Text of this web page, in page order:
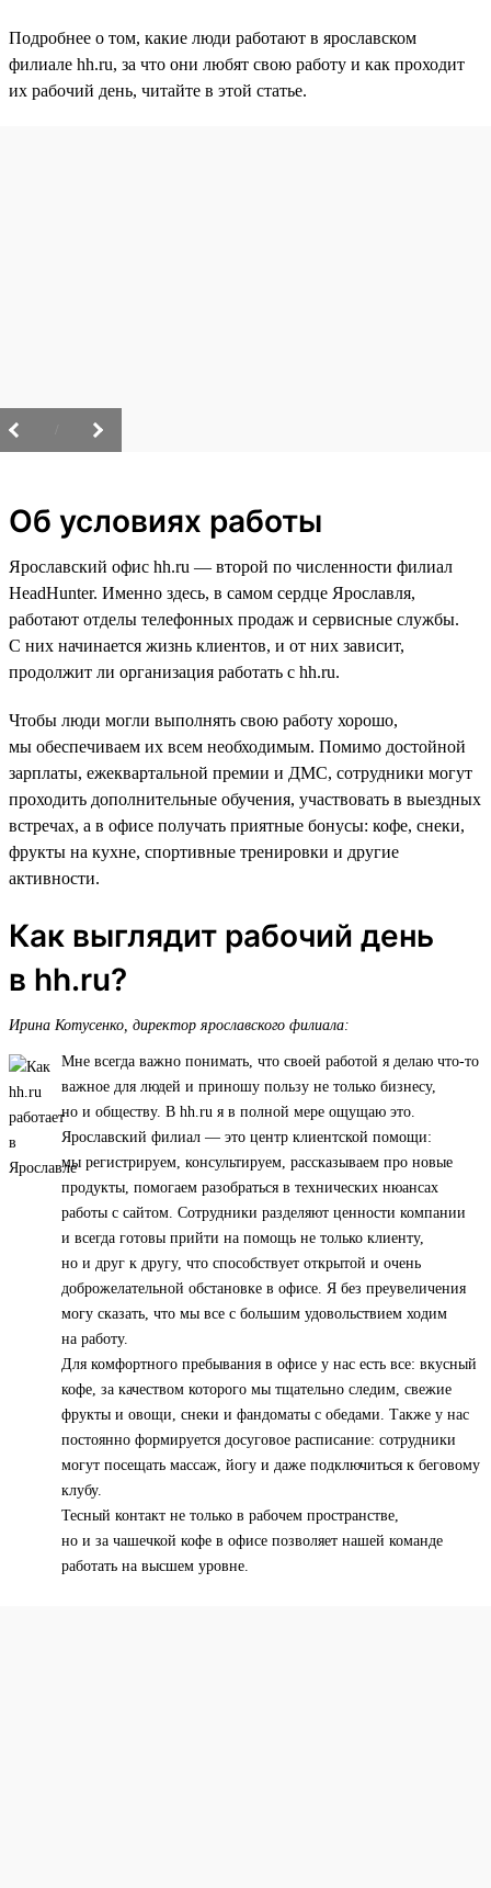
Подробнее о том, какие люди работают в ярославском
филиале hh.ru, за что они любят свою работу и как проходит
их рабочий день, читайте в этой статье.
Об условиях работы
Ярославский офис hh.ru — второй по численности филиал
HeadHunter. Именно здесь, в самом сердце Ярославля,
работают отделы телефонных продаж и сервисные службы.
С них начинается жизнь клиентов, и от них зависит,
продолжит ли организация работать с hh.ru.
Чтобы люди могли выполнять свою работу хорошо,
мы обеспечиваем их всем необходимым. Помимо достойной
зарплаты, ежеквартальной премии и ДМС, сотрудники могут
проходить дополнительные обучения, участвовать в выездных
встречах, а в офисе получать приятные бонусы: кофе, снеки,
фрукты на кухне, спортивные тренировки и другие
активности.
Как выглядит рабочий день
в hh.ru?
Ирина Котусенко, директор ярославского филиала:
Мне всегда важно понимать, что своей работой я делаю что-то
важное для людей и приношу пользу не только бизнесу,
но и обществу. В hh.ru я в полной мере ощущаю это.
Ярославский филиал — это центр клиентской помощи:
мы регистрируем, консультируем, рассказываем про новые
продукты, помогаем разобраться в технических нюансах
работы с сайтом. Сотрудники разделяют ценности компании
и всегда готовы прийти на помощь не только клиенту,
но и друг к другу, что способствует открытой и очень
доброжелательной обстановке в офисе. Я без преувеличения
могу сказать, что мы все с большим удовольствием ходим
на работу.
Для комфортного пребывания в офисе у нас есть все: вкусный
кофе, за качеством которого мы тщательно следим, свежие
фрукты и овощи, снеки и фандоматы с обедами. Также у нас
постоянно формируется досуговое расписание: сотрудники
могут посещать массаж, йогу и даже подключиться к беговому
клубу.
Тесный контакт не только в рабочем пространстве,
но и за чашечкой кофе в офисе позволяет нашей команде
работать на высшем уровне.